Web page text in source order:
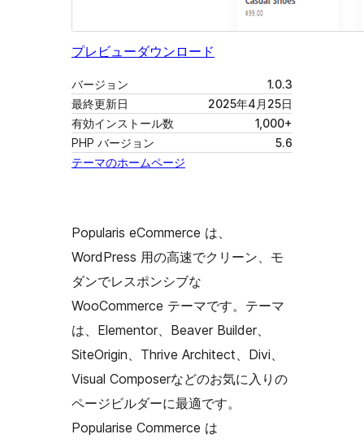
プレビューダウンロード
バージョン
1.0.3
最終更新日
2025年4月25日
有効インストール数
1,000+
PHP バージョン
5.6
テーマのホームページ
Popularis eCommerce は、
WordPress 用の高速でクリーン、モ
ダンでレスポンシブな
WooCommerce テーマです。テーマ
は、Elementor、Beaver Builder、
SiteOrigin、Thrive Architect、Divi、
Visual Composerなどのお気に入りの
ページビルダーに最適です。
Popularise Commerce は